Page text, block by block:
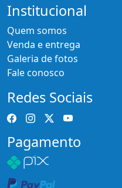
Institucional
Quem somos
Venda e entrega
Galeria de fotos
Fale conosco
Redes Sociais
Pagamento